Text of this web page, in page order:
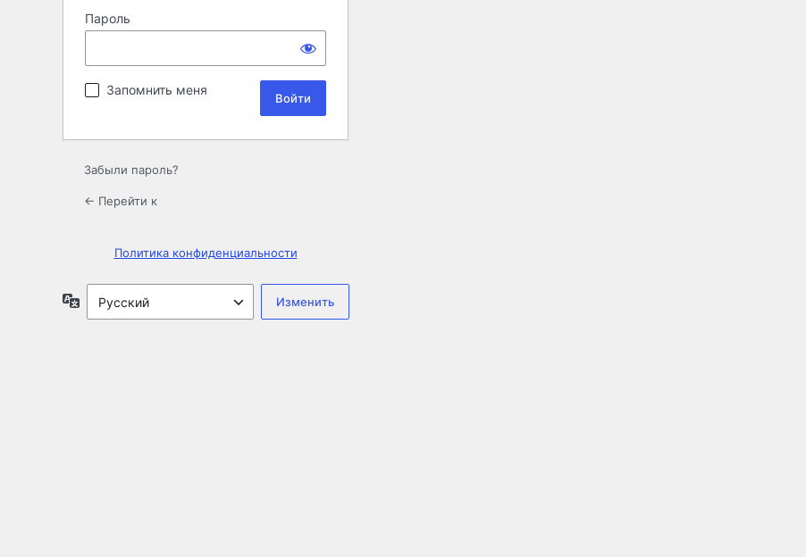
Пароль
Запомнить меня
Забыли пароль?
← Перейти к
Политика конфиденциальности
Язык